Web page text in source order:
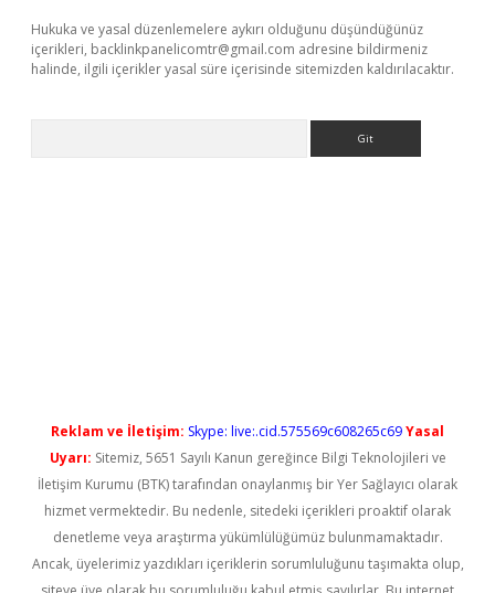
Hukuka ve yasal düzenlemelere aykırı olduğunu düşündüğünüz
içerikleri, backlinkpanelicomtr@gmail.com adresine bildirmeniz
halinde, ilgili içerikler yasal süre içerisinde sitemizden kaldırılacaktır.
Reklam ve İletişim: Skype: live:.cid.575569c608265c69Yasal
Uyarı: Sitemiz, 5651 Sayılı Kanun gereğince Bilgi Teknolojileri ve
İletişim Kurumu (BTK) tarafından onaylanmış bir Yer Sağlayıcı olarak
hizmet vermektedir. Bu nedenle, sitedeki içerikleri proaktif olarak
denetleme veya araştırma yükümlülüğümüz bulunmamaktadır.
Ancak, üyelerimiz yazdıkları içeriklerin sorumluluğunu taşımakta olup,